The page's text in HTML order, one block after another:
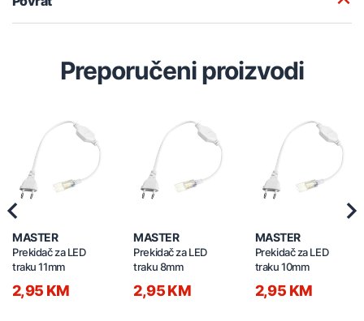
Preporučeni proizvodi
MASTER
Prekidač za LED
traku 11mm
2,95 KM
MASTER
Prekidač za LED
traku 8mm
2,95 KM
MASTER
Prekidač za LED
traku 10mm
2,95 KM